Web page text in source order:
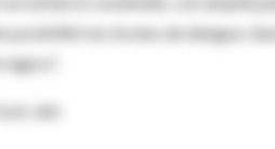
posibilitó los brotes de dengue
UBA